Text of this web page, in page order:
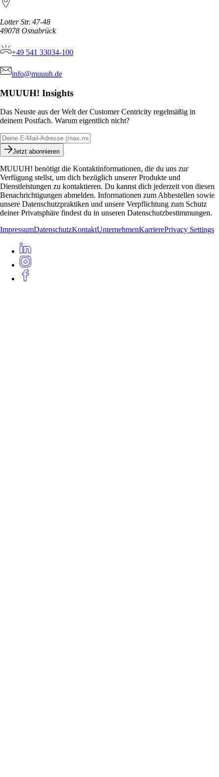
Lotter Str. 47-48
49078 Osnabrück
+49 541 33034-100
info@muuuh.de
MUUUH! Insights
Das Neuste aus der Welt der Customer Centricity regelmäßig in
deinem Postfach. Warum eigentlich nicht?
Jetzt abonnieren
MUUUH! benötigt die Kontaktinformationen, die du uns zur
Verfügung stellst, um dich bezüglich unserer Produkte und
Dienstleistungen zu kontaktieren. Du kannst dich jederzeit von diesen
Benachrichtigungen abmelden. Informationen zum Abbestellen sowie
unsere Datenschutzpraktiken und unsere Verpflichtung zum Schutz
deiner Privatsphäre findest du in unseren Datenschutzbestimmungen.
ImpressumDatenschutzKontaktUnternehmenKarrierePrivacy Settings